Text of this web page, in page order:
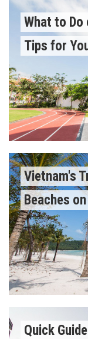
What to Do
Tips for
Vietnam's
Beaches
Quick